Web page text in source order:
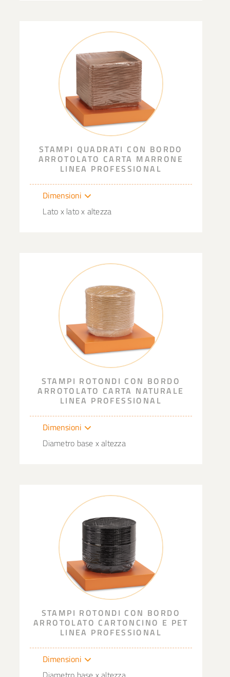
STAMPI QUADRATI CON BORDO
ARROTOLATO CARTA MARRONE
LINEA PROFESSIONAL
Dimensioni
Lato x lato x altezza
STAMPI ROTONDI CON BORDO
ARROTOLATO CARTA NATURALE
LINEA PROFESSIONAL
Dimensioni
Diametro base x altezza
STAMPI ROTONDI CON BORDO
ARROTOLATO CARTONCINO E PET
LINEA PROFESSIONAL
Dimensioni